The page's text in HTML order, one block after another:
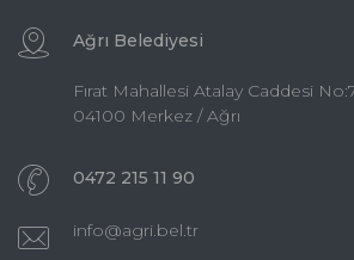
Ağrı Belediyesi
Fırat Mahallesi Atalay Caddesi
04100 Merkez / Ağrı
0472 215 11 90
info@agri.bel.tr